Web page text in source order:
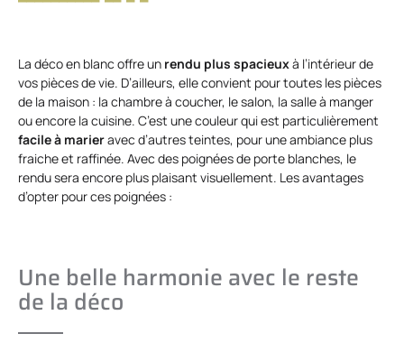
La déco en blanc offre un rendu plus spacieuxà l’intérieur de
vos pièces de vie. D’ailleurs, elle convient pour toutes les pièces
de la maison : la chambre à coucher, le salon, la salle à manger
ou encore la cuisine. C’est une couleur qui est particulièrement
facile à marieravec d’autres teintes, pour une ambiance plus
fraiche et raffinée. Avec des poignées de porte blanches, le
rendu sera encore plus plaisant visuellement. Les avantages
d’opter pour ces poignées :
Une belle harmonie avec le reste
de la déco